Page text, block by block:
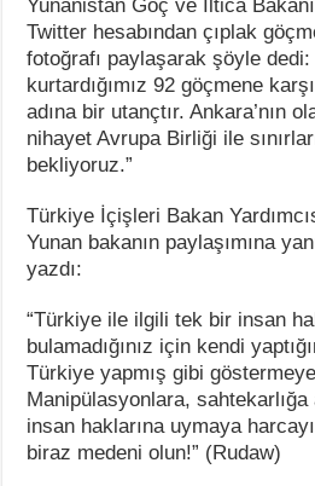
Yunanistan Göç ve İltica
Twitter hesabından çıplak
fotoğrafı paylaşarak şöyle dedi:
kurtardığımız 92 göçmene
adına bir utançtır. Ankara’nın
nihayet Avrupa Birliği ile
bekliyoruz.”
Türkiye İçişleri Bakan
Yunan bakanın paylaşımına
yazdı:
“Türkiye ile ilgili tek bir insan
bulamadığınız için kendi
Türkiye yapmış gibi
Manipülasyonlara, sahtekarlığa
insan haklarına uymaya
biraz medeni olun!” (Rudaw)